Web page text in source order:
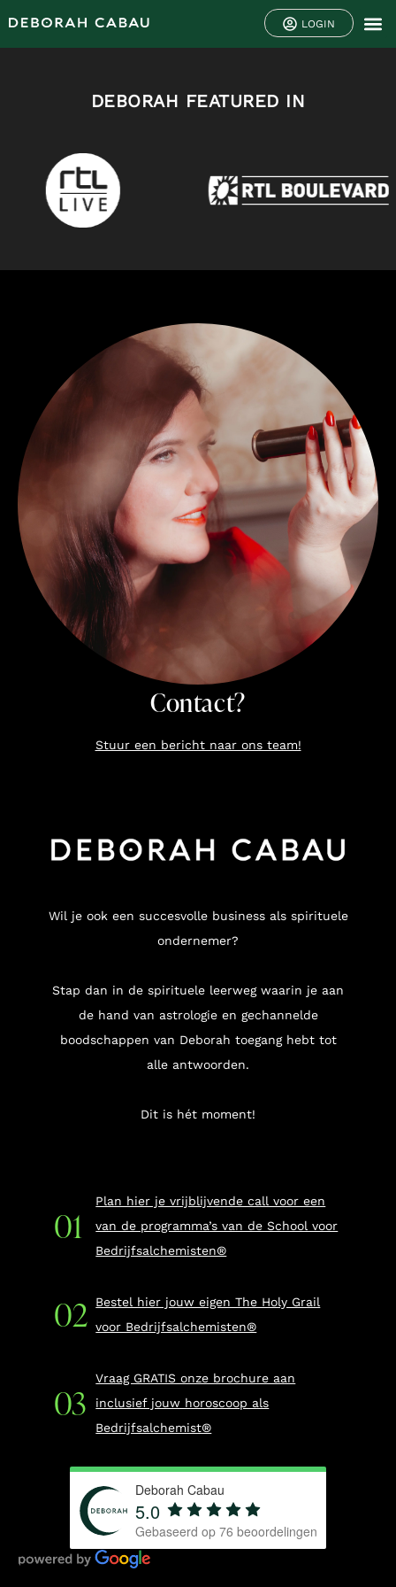
LOGIN
DEBORAH FEATURED IN
Contact?
Stuur een bericht naar ons team!
Wil je ook een succesvolle business als spirituele
ondernemer?
Stap dan in de spirituele leerweg waarin je aan
de hand van astrologie en gechannelde
boodschappen van Deborah toegang hebt tot
alle antwoorden.
Dit is hét moment!
Plan hier je vrijblijvende call voor een
van de programma’s van de School voor
Bedrijfsalchemisten®
Bestel hier jouw eigen The Holy Grail
voor Bedrijfsalchemisten®
Vraag GRATIS onze brochure aan
inclusief jouw horoscoop als
Bedrijfsalchemist®
Deborah Cabau
5.0
Gebaseerd op 76 beoordelingen